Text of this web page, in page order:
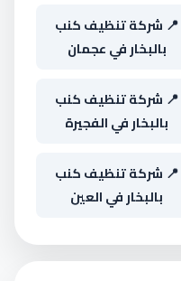
📍 شركة تنظيف كنب
بالبخار في عجمان
📍 شركة تنظيف كنب
بالبخار في الفجيرة
📍 شركة تنظيف كنب
بالبخار في العين